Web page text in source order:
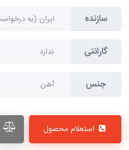
سازنده
گارانتی
جنس